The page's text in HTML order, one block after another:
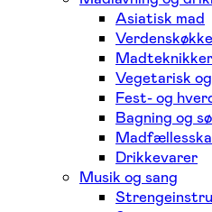
Asiatisk mad
Madteknikker
Vegetarisk
Fest- og
Bagning og
Drikkevarer
Musik og sang